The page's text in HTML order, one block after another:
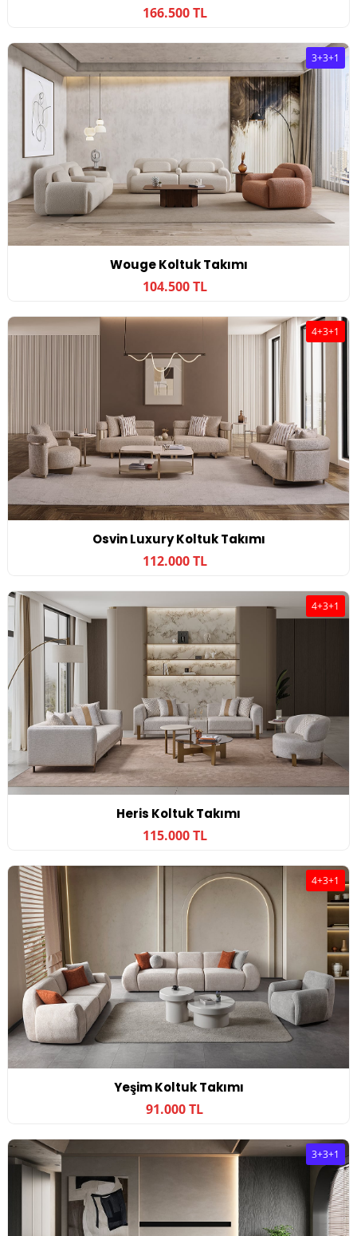
166.500 TL
Wouge Koltuk Takımı
104.500 TL
3+3+1
Osvin Luxury Koltuk Takımı
112.000 TL
4+3+1
Heris Koltuk Takımı
115.000 TL
4+3+1
Yeşim Koltuk Takımı
91.000 TL
4+3+1
3+3+1